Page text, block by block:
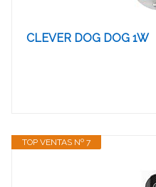
CLEVER DOG DOG 1W
TOP VENTAS Nº 7